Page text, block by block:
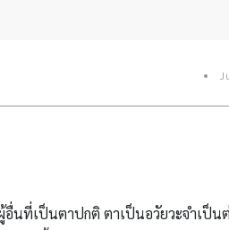
นที่เป็นตาปกติ ตาเป็นอวัยวะจำเป็น